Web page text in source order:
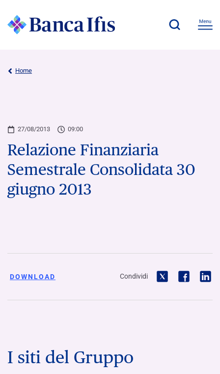
Home
27/08/2013 09:00
Relazione Finanziaria
Semestrale Consolidata 30
giugno 2013
DOWNLOAD Condividi
I siti del Gruppo